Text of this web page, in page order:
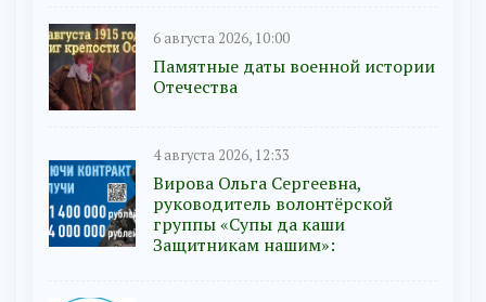
6 августа 2026, 10:00
Памятные даты военной истории
Отечества
4 августа 2026, 12:33
Вирова Ольга Сергеевна,
руководитель волонтёрской
группы «Супы да каши
Защитникам нашим»: